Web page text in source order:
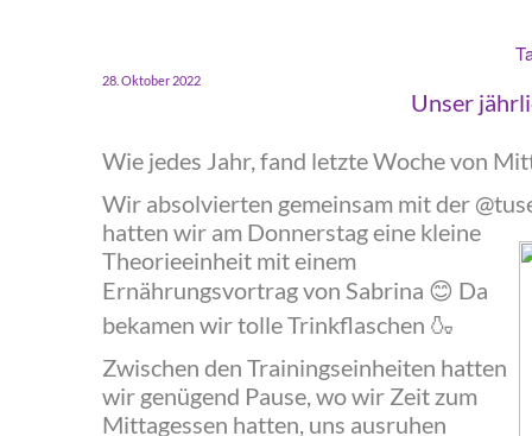
‍28. Oktober 2022
‍Unser
‍Wie jedes Jahr, fand letzte Woche von
‍Wir absolvierten gemeinsam mit der
hatten wir am Donnerstag eine kleine
Theorieeinheit mit einem
Ernährungsvortrag von Sabrina 😊 Da
bekamen wir tolle Trinkflaschen 🍶
‍Zwischen den Trainingseinheiten hatten
wir genügend Pause, wo wir Zeit zum
Mittagessen hatten, uns ausruhen